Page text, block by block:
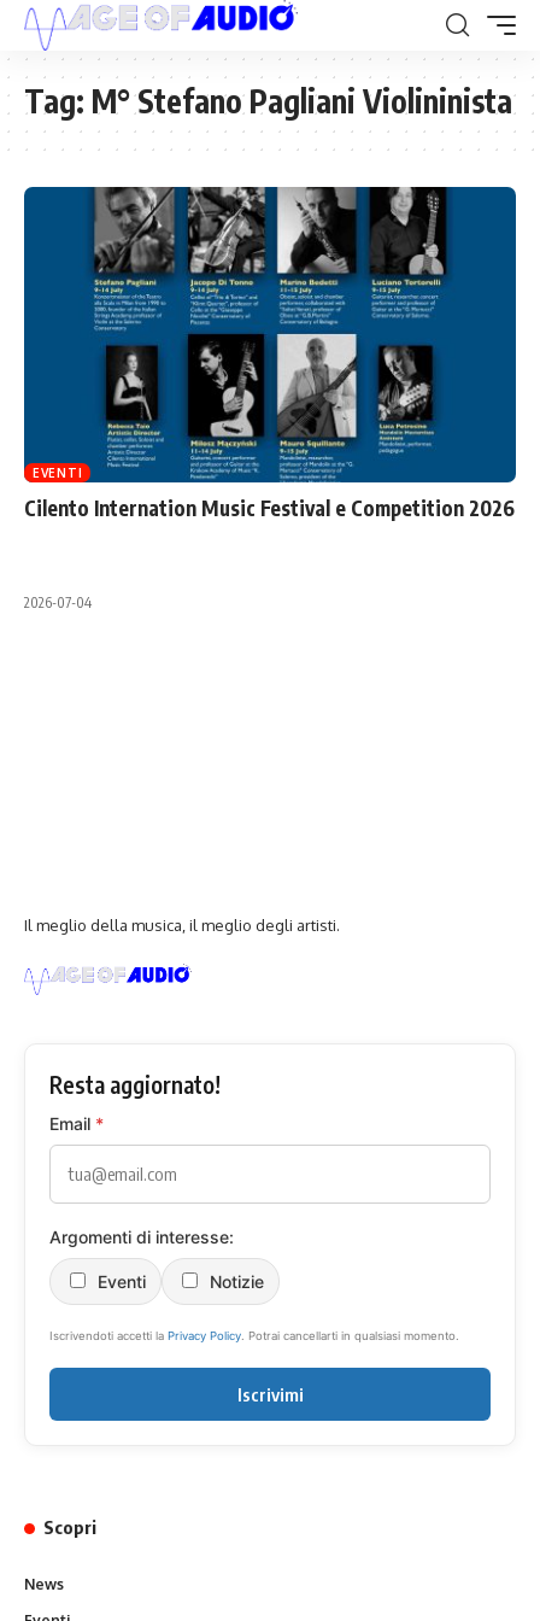
Tag: M° Stefano Pagliani Violininista
EVENTI
Cilento Internation Music Festival e Competition 2026
2026-07-04
Il meglio della musica, il meglio degli artisti.
Resta aggiornato!
Email *
Argomenti di interesse:
Eventi Notizie
Iscrivendoti accetti la Privacy Policy. Potrai cancellarti in qualsiasi momento.
Iscrivimi
Scopri
News